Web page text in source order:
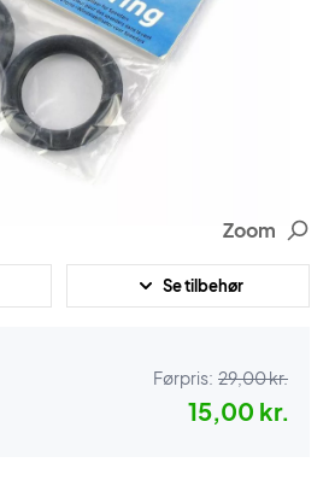
Zoom
Se tilbehør
Førpris: 29,00 kr.
15,00 kr.